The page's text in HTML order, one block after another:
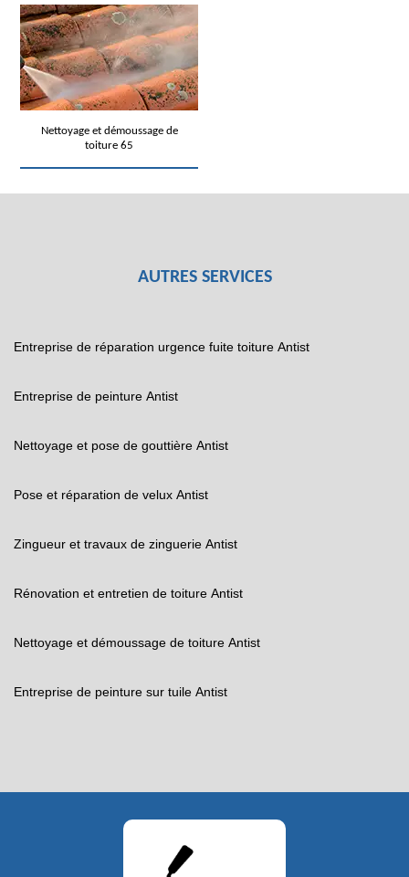
Nettoyage et démoussage de
toiture 65
AUTRES SERVICES
Entreprise de réparation urgence fuite toiture Antist
Entreprise de peinture Antist
Nettoyage et pose de gouttière Antist
Pose et réparation de velux Antist
Zingueur et travaux de zinguerie Antist
Rénovation et entretien de toiture Antist
Nettoyage et démoussage de toiture Antist
Entreprise de peinture sur tuile Antist